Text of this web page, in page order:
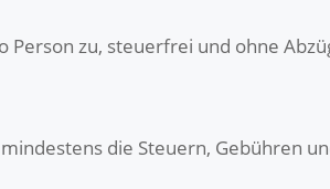
Person zu, steuerfrei und ohne
die Steuern, Gebühren